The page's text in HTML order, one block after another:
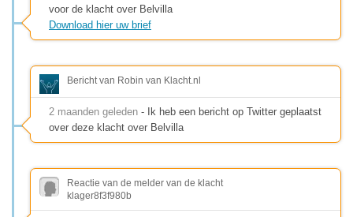
voor de klacht over Belvilla
Download hier uw brief
Bericht van Robin van Klacht.nl
2 maanden geleden - Ik heb een bericht op Twitter geplaatst
over deze klacht over Belvilla
Reactie van de melder van de klacht
klager8f3f980b